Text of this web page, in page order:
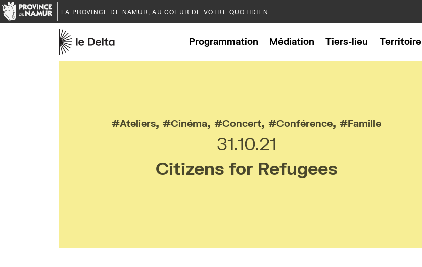
LA PROVINCE DE NAMUR, AU COEUR DE VOTRE QUOTIDIEN
Programmation Médiation Tiers-lieu Territoire
Ateliers, Cinéma, Concert, Conférence, Famille
31.10.21
Citizens for Refugees